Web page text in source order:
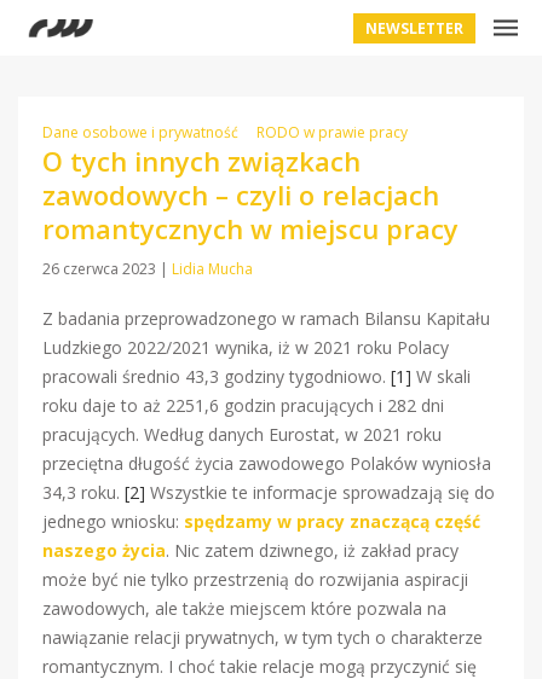
NEWSLETTER
Dane osobowe i prywatność RODO w prawie pracy
O tych innych związkach
zawodowych – czyli o relacjach
romantycznych w miejscu pracy
26 czerwca 2023 | Lidia Mucha
Z badania przeprowadzonego w ramach Bilansu Kapitału
Ludzkiego 2022/2021 wynika, iż w 2021 roku Polacy
pracowali średnio 43,3 godziny tygodniowo. [1] W skali
roku daje to aż 2251,6 godzin pracujących i 282 dni
pracujących. Według danych Eurostat, w 2021 roku
przeciętna długość życia zawodowego Polaków wyniosła
34,3 roku. [2] Wszystkie te informacje sprowadzają się do
jednego wniosku: spędzamy w pracy znaczącą część
naszego życia. Nic zatem dziwnego, iż zakład pracy
może być nie tylko przestrzenią do rozwijania aspiracji
zawodowych, ale także miejscem które pozwala na
nawiązanie relacji prywatnych, w tym tych o charakterze
romantycznym. I choć takie relacje mogą przyczynić się